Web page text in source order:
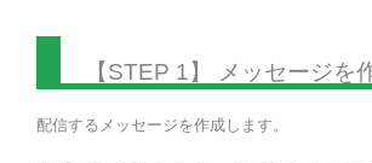
【STEP 1】 メッセージを
配信するメッセージを作成します。